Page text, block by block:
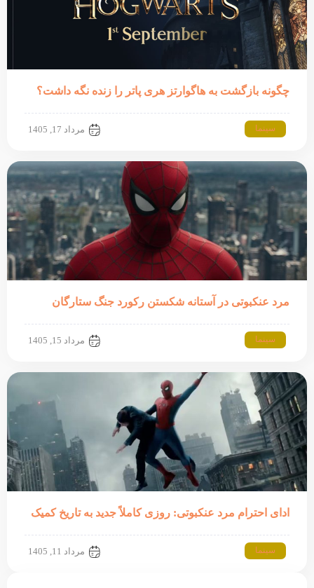
چگونه بازگشت به هاگوارتز هری پاتر را زنده نگه داشت؟
سینما مرداد 17, 1405
مرد عنکبوتی در آستانه شکستن رکورد جنگ ستارگان
سینما مرداد 15, 1405
ادای احترام مرد عنکبوتی: روزی کاملاً جدید به تاریخ کمیک
سینما مرداد 11, 1405